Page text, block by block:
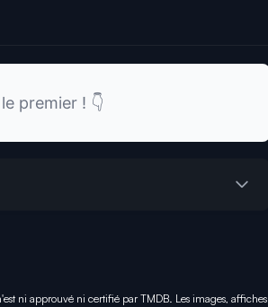
premier ! 👇
ni approuvé ni certifié par TMDB. Les images, affiches